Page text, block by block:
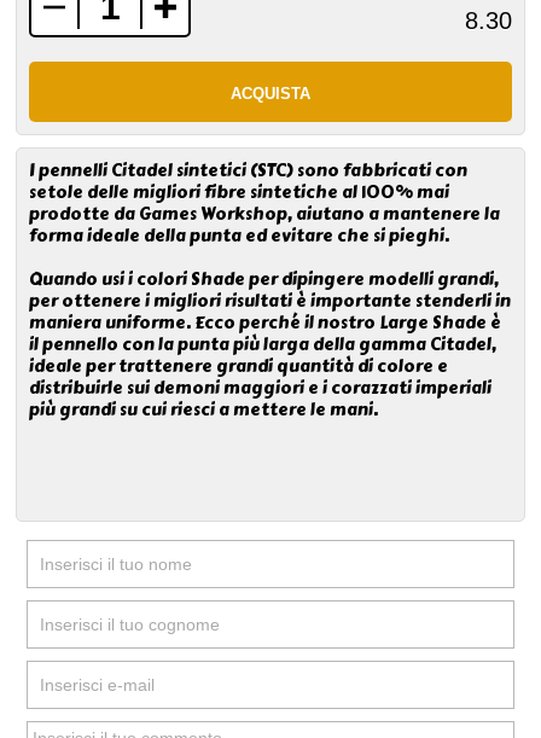
I pennelli Citadel sintetici (STC) sono fabbricati con
setole delle migliori fibre sintetiche al 100% mai
prodotte da Games Workshop, aiutano a mantenere la
forma ideale della punta ed evitare che si pieghi.
Quando usi i colori Shade per dipingere modelli grandi,
per ottenere i migliori risultati è importante stenderli in
maniera uniforme. Ecco perché il nostro Large Shade è
il pennello con la punta più larga della gamma Citadel,
ideale per trattenere grandi quantità di colore e
distribuirle sui demoni maggiori e i corazzati imperiali
più grandi su cui riesci a mettere le mani.